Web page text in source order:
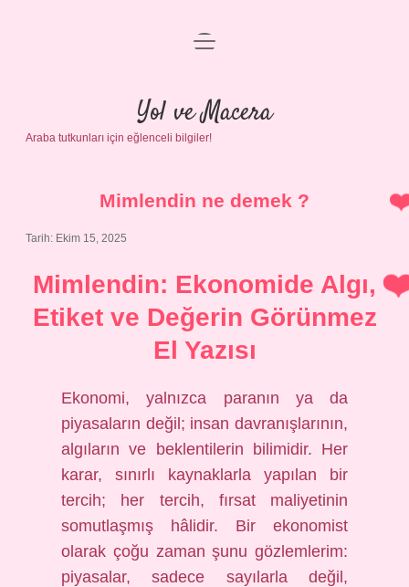
Anasayfa
Gizlilik Politikası
Yasal Uyarı
menüyü
Yol ve Macera
Araba tutkunları için eğlenceli bilgiler!
Mimlendin ne demek ?
Tarih: Ekim 15, 2025
Mimlendin: Ekonomide Algı,
Etiket ve Değerin Görünmez
El Yazısı
Ekonomi, yalnızca paranın ya da
piyasaların değil; insan davranışlarının,
algıların ve beklentilerin bilimidir. Her
karar, sınırlı kaynaklarla yapılan bir
tercih; her tercih, fırsat maliyetinin
somutlaşmış hâlidir. Bir ekonomist
olarak çoğu zaman şunu gözlemlerim:
piyasalar, sadece sayılarla değil,